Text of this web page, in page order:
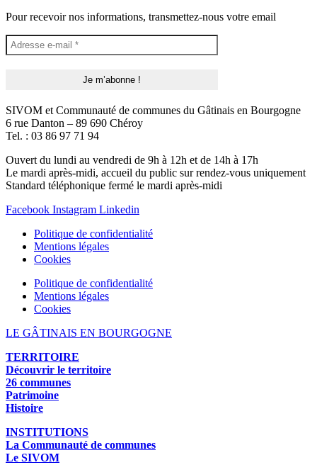
Pour recevoir nos informations, transmettez-nous votre email
SIVOM et Communauté de communes du Gâtinais en Bourgogne
6 rue Danton – 89 690 Chéroy
Tel. : 03 86 97 71 94
Ouvert du lundi au vendredi de 9h à 12h et de 14h à 17h
Le mardi après-midi, accueil du public sur rendez-vous uniquement
Standard téléphonique fermé le mardi après-midi
Facebook Instagram Linkedin
Politique de confidentialité
Mentions légales
Cookies
Politique de confidentialité
Mentions légales
Cookies
LE GÂTINAIS EN BOURGOGNE
TERRITOIRE
Découvrir le territoire
26 communes
Patrimoine
Histoire
INSTITUTIONS
La Communauté de communes
Le SIVOM